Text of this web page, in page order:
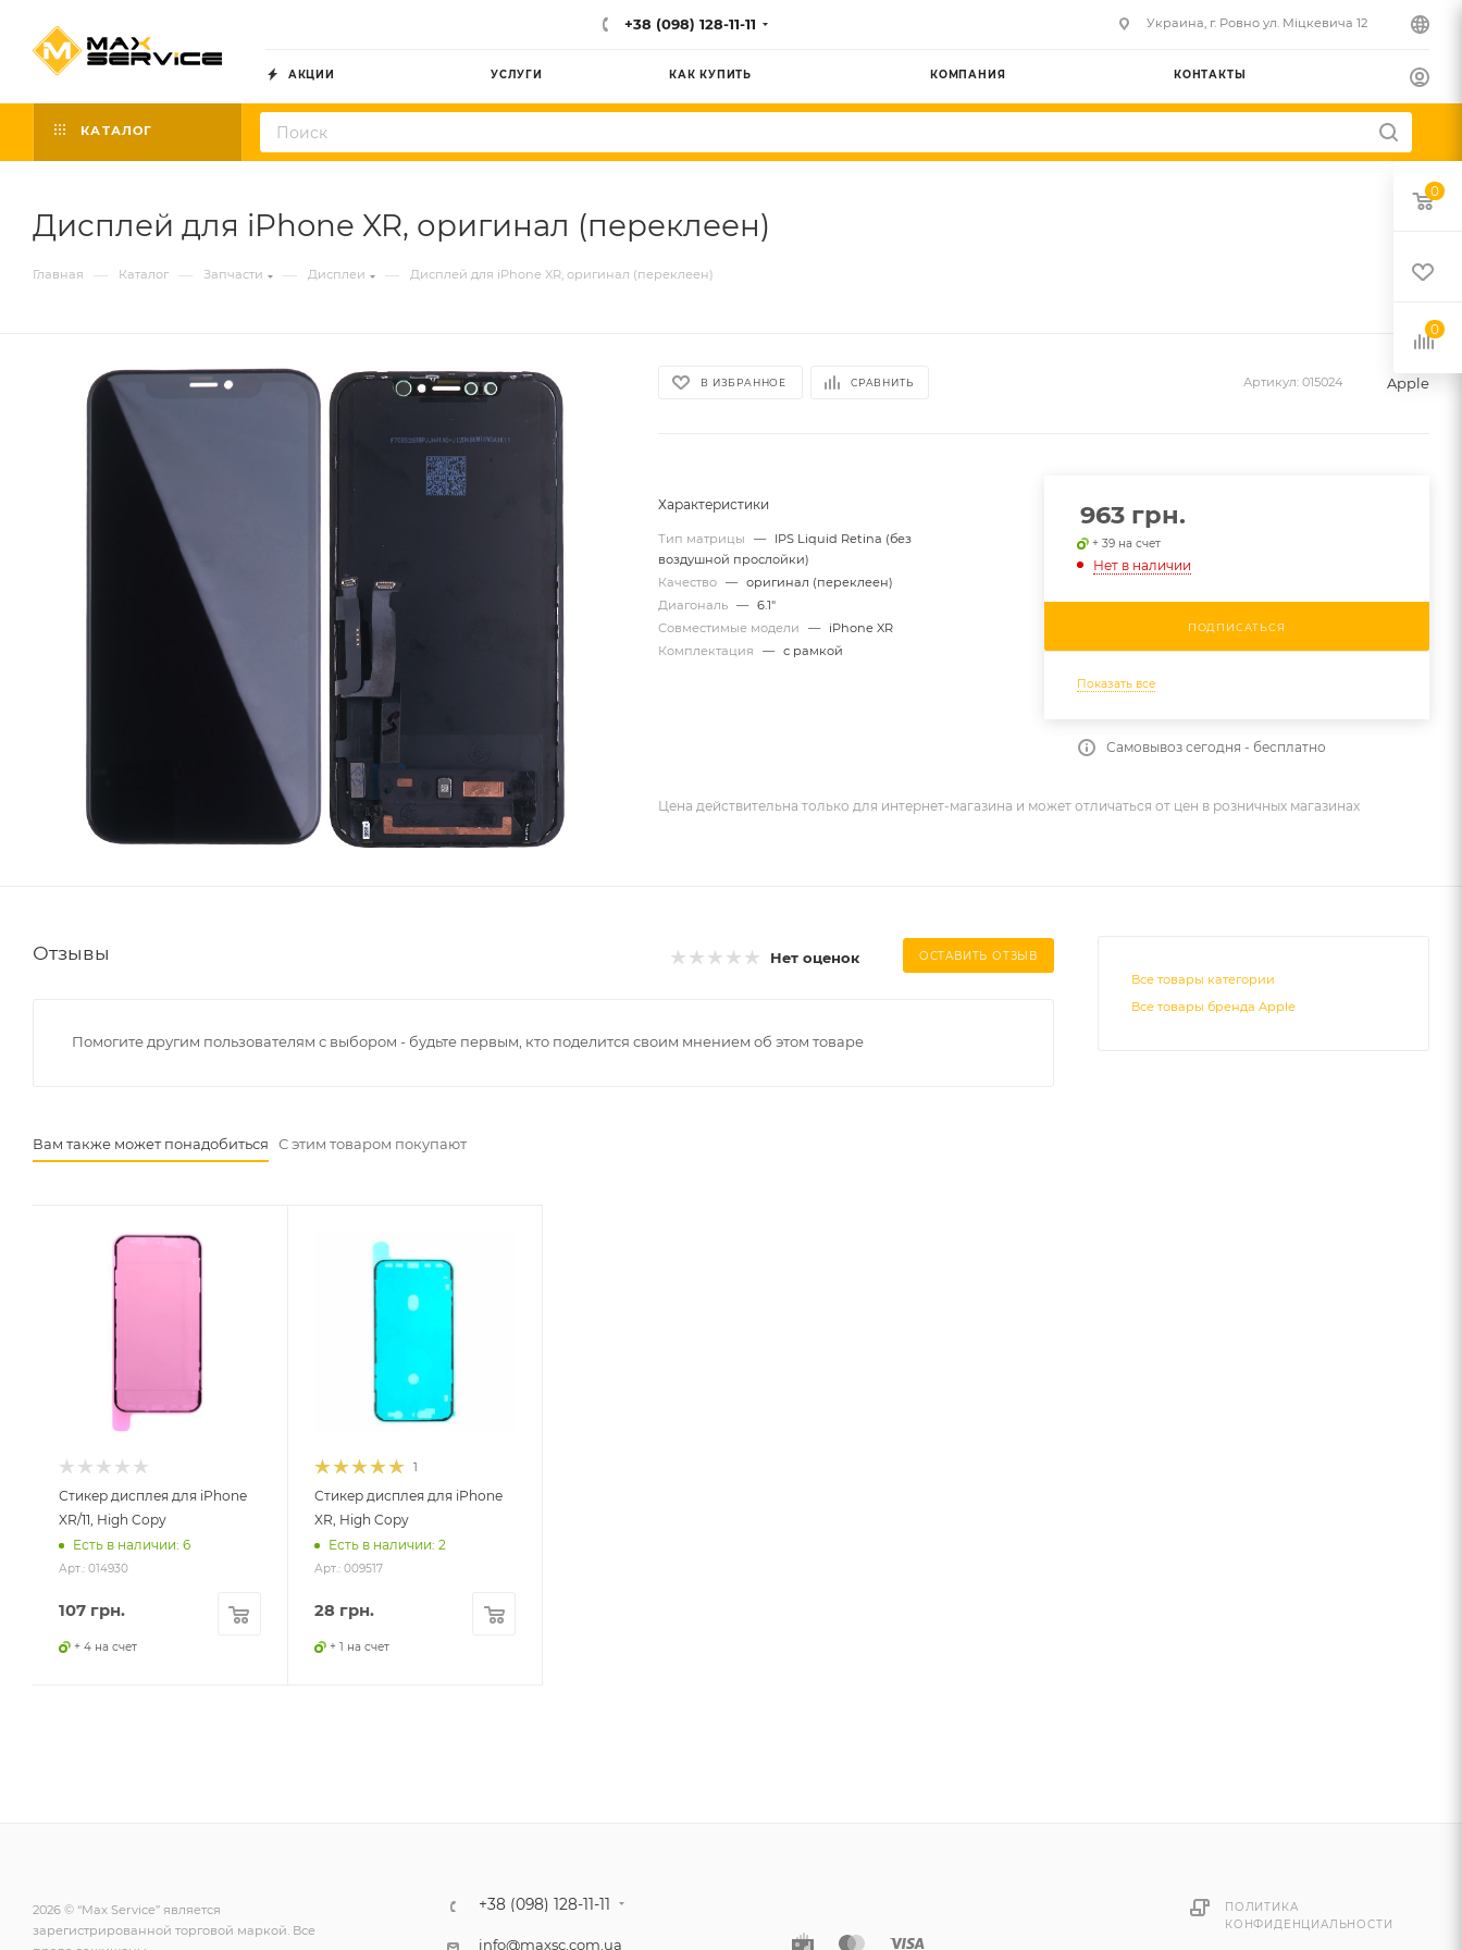
+38 (098) 128-11-11 Украина, г. Ровно ул. Міцкевича 12
АКЦИИ УСЛУГИ КАК КУПИТЬ КОМПАНИЯ КОНТАКТЫ
КАТАЛОГ
Дисплей для iPhone XR, оригинал (переклеен)
Главная — Каталог — Запчасти — Дисплеи — Дисплей для iPhone XR, оригинал (переклеен)
В ИЗБРАННОЕ СРАВНИТЬ Артикул: 015024 Apple
Характеристики
Тип матрицы —
IPS Liquid Retina (без
воздушной прослойки)
Качество — оригинал (переклеен)
Диагональ — 6.1"
Совместимые модели
—
iPhone XR
Комплектация
— с рамкой
963грн.
+ 39 на счет
Нет в наличии
ПОДПИСАТЬСЯ
Показать все
Самовывоз сегодня - бесплатно
Цена действительна только для интернет-магазина и может отличаться от цен в розничных магазинах
Отзывы Нет оценок ОСТАВИТЬ ОТЗЫВ
Помогите другим пользователям с выбором - будьте первым, кто поделится своим мнением об этом товаре
Вам также может понадобиться С этим товаром покупают
Стикер дисплея для iPhone
XR/11, High Copy
Есть в наличии: 6
Арт.: 014930
107 грн.
+ 4 на счет
1
Стикер дисплея для iPhone
XR, High Copy
Есть в наличии: 2
Арт.: 009517
28 грн.
+ 1 на счет
Все товары категории
Все товары бренда Apple
2026 © “Max Service” является
зарегистрированной торговой маркой. Все
+38 (098) 128-11-11
info@maxsc.com.ua
ПОЛИТИКА
КОНФИДЕНЦИАЛЬНОСТИ
0
0